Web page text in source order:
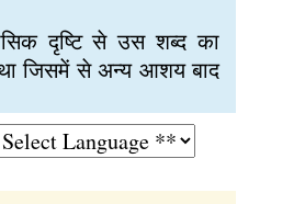
दृष्टि से उस शब्द का
जिसमें से अन्य आशय बाद